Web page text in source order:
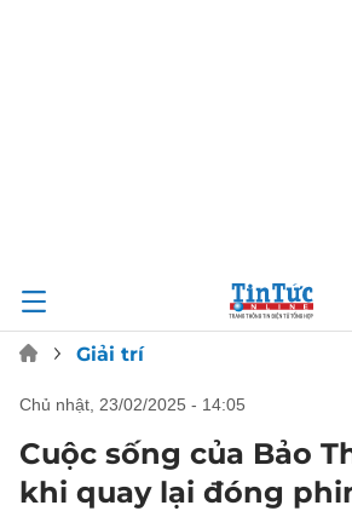
Giải trí
chủ nhật, 23/02/2025 - 14:05
Cuộc sống của Bảo
khi quay lại đóng